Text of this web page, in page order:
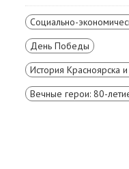
День Победы
История Красноярска